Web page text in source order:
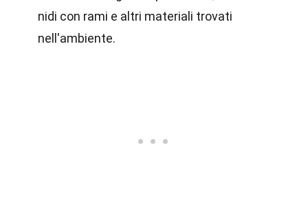
nidi con rami e altri materiali trovati
nell'ambiente.